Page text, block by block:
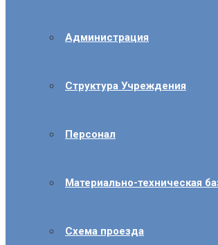
Администрация
Структура Учреждения
Персонал
Материально-техническая
Схема проезда